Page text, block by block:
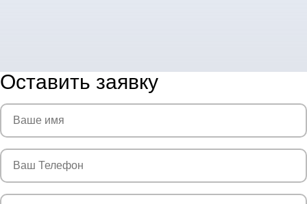
Оставить заявку